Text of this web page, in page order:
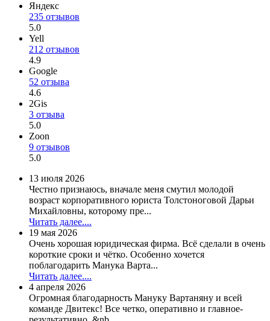
Яндекс
235 отзывов
5.0
Yell
212 отзывов
4.9
Google
52 отзыва
4.6
2Gis
3 отзыва
5.0
Zoon
9 отзывов
5.0
13 июля 2026
Честно признаюсь, вначале меня смутил молодой
возраст корпоративного юриста Толстоноговой Дарьи
Михайловны, которому пре...
Читать далее....
19 мая 2026
Очень хорошая юридическая фирма. Всё сделали в очень
короткие сроки и чётко. Особенно хочется
поблагодарить Манука Варта...
Читать далее....
4 апреля 2026
Огромная благодарность Мануку Вартаняну и всей
команде Двитекс! Все четко, оперативно и главное-